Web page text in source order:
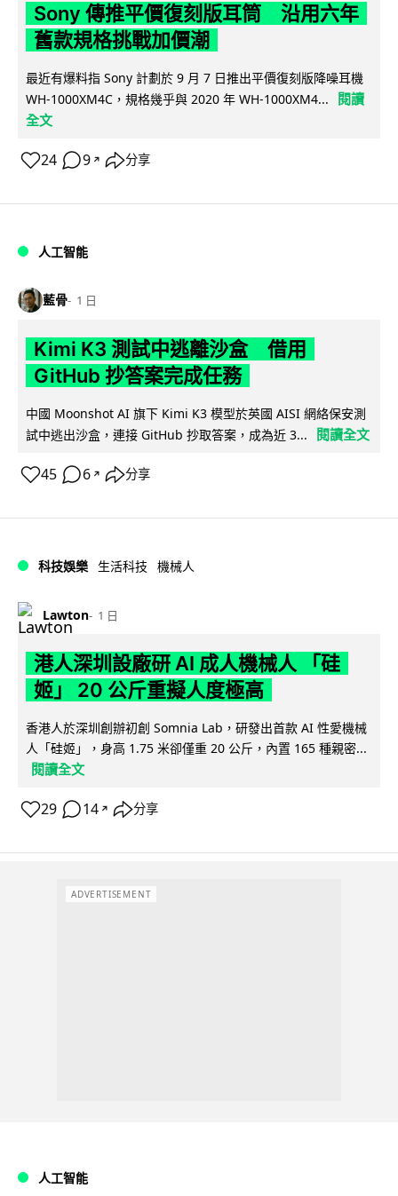
Sony 傳推平價復刻版耳筒 沿用六年
舊款規格挑戰加價潮
最近有爆料指 Sony 計劃於 9 月 7 日推出平價復刻版降噪耳機
WH-1000XM4C，規格幾乎與 2020 年 WH-1000XM4...
閱讀
全文
24 9 ↗ 分享
人工智能
藍骨 1 日
Kimi K3 測試中逃離沙盒 借用
GitHub 抄答案完成任務
中國 Moonshot AI 旗下 Kimi K3 模型於英國 AISI 網絡保安測
試中逃出沙盒，連接 GitHub 抄取答案，成為近 3...
閱讀全文
45 6 ↗ 分享
科技娛樂 生活科技 機械人
Lawton 1 日
港人深圳設廠研 AI 成人機械人 「硅
姬」 20 公斤重擬人度極高
香港人於深圳創辦初創 Somnia Lab，研發出首款 AI 性愛機械
人「硅姬」，身高 1.75 米卻僅重 20 公斤，內置 165 種親密...
閱讀全文
29 14 ↗ 分享
ADVERTISEMENT
人工智能